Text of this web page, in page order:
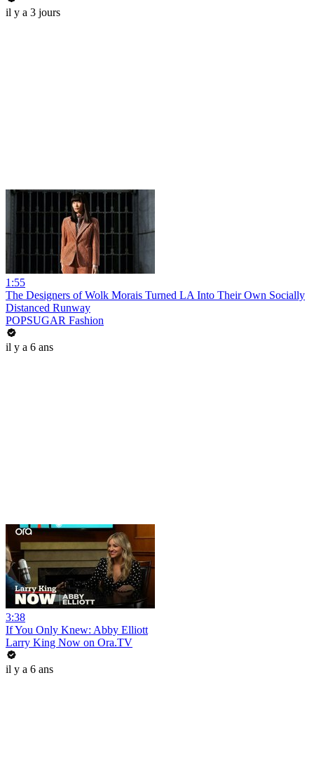
il y a 3 jours
1:55
The Designers of Wolk Morais Turned LA Into Their Own Socially
Distanced Runway
POPSUGAR Fashion
il y a 6 ans
3:38
If You Only Knew: Abby Elliott
Larry King Now on Ora.TV
il y a 6 ans